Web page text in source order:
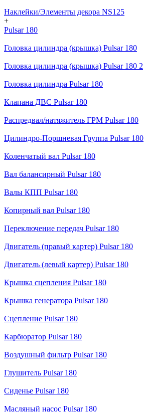
Наклейки/Элементы декора NS125
+
Pulsar 180
Головка цилиндра (крышка) Pulsar 180
Головка цилиндра (крышка) Pulsar 180 2
Головка цилиндра Pulsar 180
Клапана ДВС Pulsar 180
Распредвал/натяжитель ГРМ Pulsar 180
Цилиндро-Поршневая Группа Pulsar 180
Коленчатый вал Pulsar 180
Вал балансирный Pulsar 180
Валы КПП Pulsar 180
Копирный вал Pulsar 180
Переключение передач Pulsar 180
Двигатель (правый картер) Pulsar 180
Двигатель (левый картер) Pulsar 180
Крышка сцепления Pulsar 180
Крышка генератора Pulsar 180
Сцепление Pulsar 180
Карбюратор Pulsar 180
Воздушный фильтр Pulsar 180
Глушитель Pulsar 180
Сиденье Pulsar 180
Масляный насос Pulsar 180